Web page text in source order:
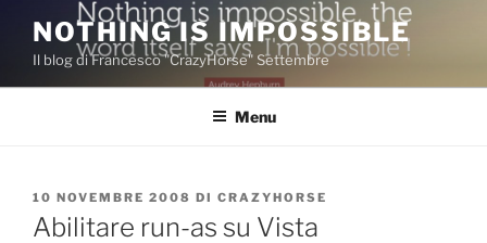
contenuto
NOTHING IS IMPOSSIBLE
Il blog di Francesco "CrazyHorse" Settembre
Menu
PUBBLICATO
IL
10 NOVEMBRE 2008 DI CRAZYHORSE
Abilitare run-as su Vista